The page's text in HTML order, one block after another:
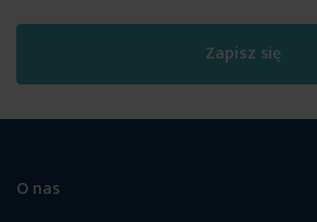
Zapisz się
O nas